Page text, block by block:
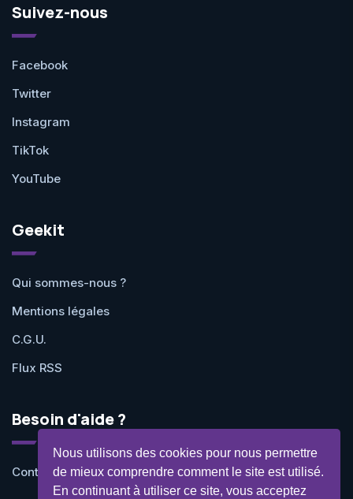
Nous utilisons des cookies pour nous permettre
de mieux comprendre comment le site est utilisé.
En continuant à utiliser ce site, vous acceptez
Suivez-nous
Facebook
Twitter
Instagram
TikTok
YouTube
Geekit
Qui sommes-nous ?
Mentions légales
C.G.U.
Flux RSS
Besoin d'aide ?
Contactez-nous